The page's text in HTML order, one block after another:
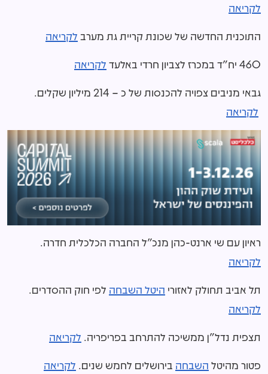
לקריאה
התוכנית החדשה של שכונת קריית גת מערב לקריאה
460 יח"ד במכרז לצביון חרדי באלעד
לקריאה
גבאי מניבים צפויה להכנסות של כ – 214 מיליון שקלים.
לקריאה
ראיון עם שי ארנט-כהן מנכ"ל החברה הכלכלית חדרה.
לקריאה
תל אביב תחולק לאזורי היטל השבחה לפי חוק ההסדרים.
לקריאה
תצפית נדל"ן ממשיכה להתרחב בפריפריה. לקריאה
פטור מהיטל השבחה בירושלים לחמש שנים. לקריאה